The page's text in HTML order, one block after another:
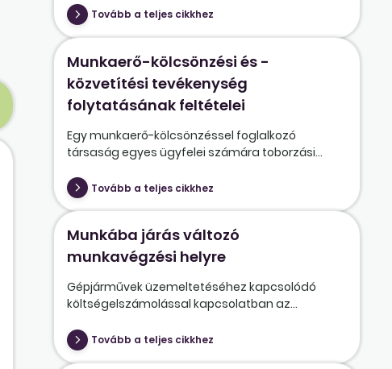
Tovább a teljes cikkhez
Munkaerő-kölcsönzési és -
közvetítési tevékenység
folytatásának feltételei
Egy munkaerő-kölcsönzéssel foglalkozó
társaság egyes ügyfelei számára toborzási...
Tovább a teljes cikkhez
Munkába járás változó
munkavégzési helyre
Gépjárművek üzemeltetéséhez kapcsolódó
költségelszámolással kapcsolatban az...
Tovább a teljes cikkhez